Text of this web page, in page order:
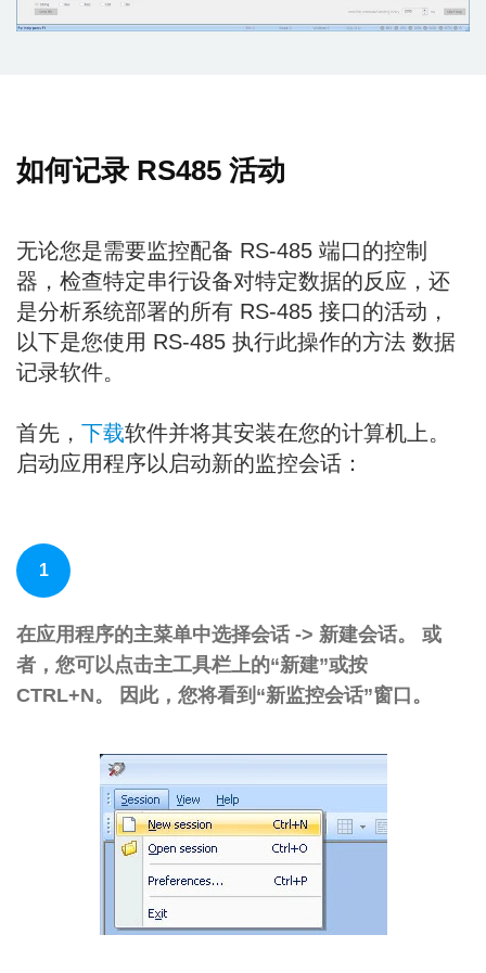
如何记录 RS485 活动
无论您是需要监控配备 RS-485 端口的控制
器，检查特定串行设备对特定数据的反应，还
是分析系统部署的所有 RS-485 接口的活动，
以下是您使用 RS-485 执行此操作的方法 数据
记录软件。
首先， 下载软件并将其安装在您的计算机上。
启动应用程序以启动新的监控会话：
1
在应用程序的主菜单中选择会话 -> 新建会话。 或
者，您可以点击主工具栏上的“新建”或按
CTRL+N。 因此，您将看到“新监控会话”窗口。